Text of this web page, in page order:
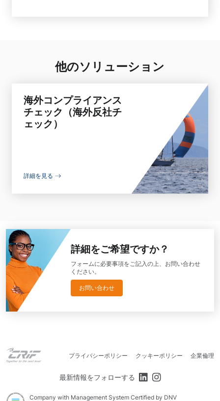
他のソリューション
海外コンプライアンス
チェック（海外反社チ
ェック）
詳細を見る
詳細をご希望ですか？
フォームに必要事項をご記入の上、お問い合わせ
ください。
お問い合わせ
プライバシーポリシー クッキーポリシー 企業倫理
Company with Management System Certified by DNV
最新情報をフォローする